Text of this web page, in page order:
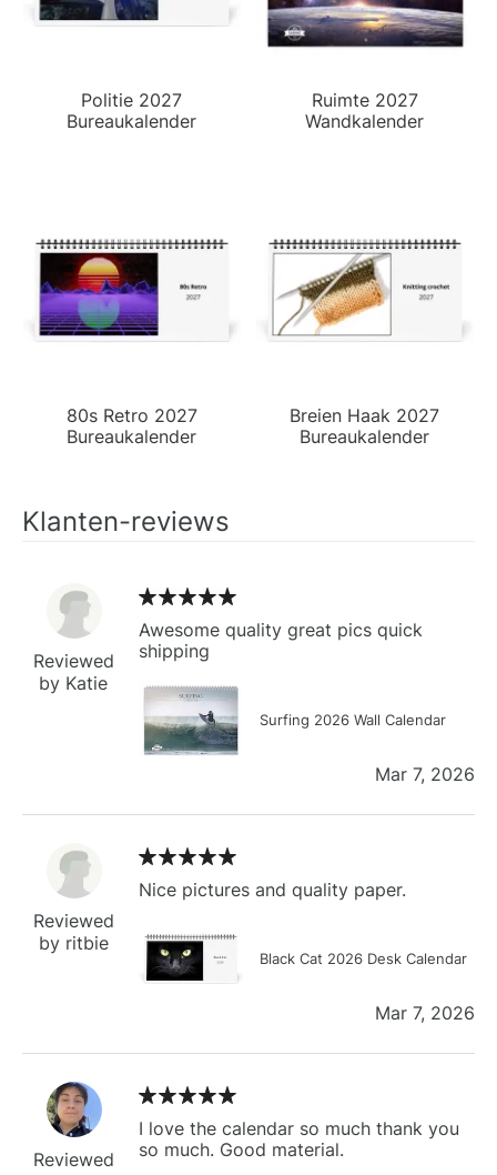
Politie 2027
Bureaukalender
Ruimte 2027
Wandkalender
80s Retro 2027
Bureaukalender
Breien Haak 2027
Bureaukalender
Klanten-reviews
Reviewed
by Katie
Awesome quality great pics quick
shipping
Surfing 2026 Wall Calendar
Mar 7, 2026
Reviewed
by ritbie
Nice pictures and quality paper.
Black Cat 2026 Desk Calendar
Mar 7, 2026
Reviewed
I love the calendar so much thank you
so much. Good material.